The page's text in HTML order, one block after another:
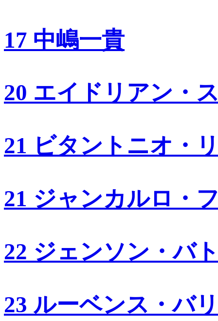
17 中嶋一貴
20 エイドリアン・
21 ビタントニオ・
21 ジャンカルロ・
22 ジェンソン・バ
23 ルーベンス・バ